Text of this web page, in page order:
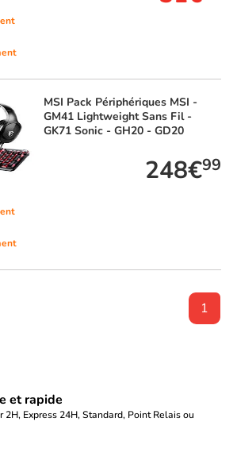
MSI Pack Périphériques MSI -
GM41 Lightweight Sans Fil -
GK71 Sonic - GH20 - GD20
248€99
1
et rapide
2H, Express 24H, Standard, Point Relais ou